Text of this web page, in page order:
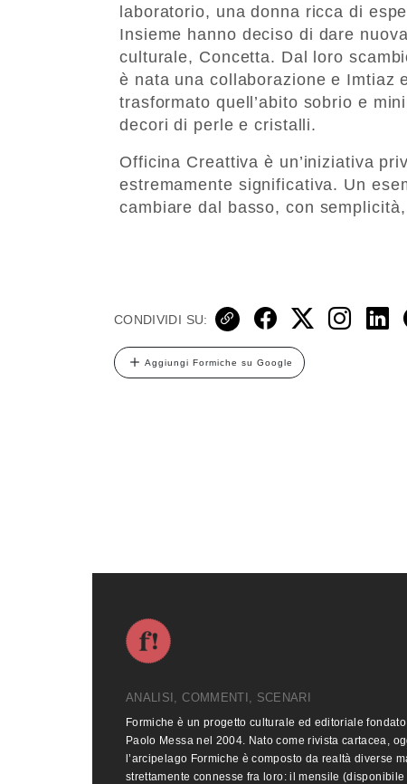
laboratorio, una donna ricca di
Insieme hanno deciso di dare
culturale, Concetta. Dal loro
è nata una collaborazione e Imtiaz
trasformato quell’abito sobrio e
decori di perle e cristalli.
Officina Creattiva è un’iniziativa
estremamente significativa. Un
cambiare dal basso, con
CONDIVIDI SU:
Aggiungi Formiche su Google
ANALISI, COMMENTI, SCENARI
Formiche è un progetto culturale ed editoriale
Paolo Messa nel 2004. Nato come rivista cartacea,
l’arcipelago Formiche è composto da realtà diverse
strettamente connesse fra loro: il mensile (disponibile